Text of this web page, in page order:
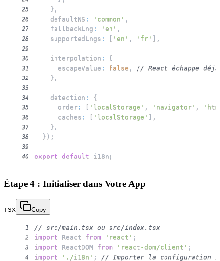
25 } ,
26
    defaultNS
: 'common' ,
27
    fallbackLng
: 'en' ,
28
    supportedLngs
: [ 'en' , 'fr' ] ,
29
30
    interpolation
: {
31
      escapeValue
: false , // React échappe déjà
32 } ,
33
34
    detection
: {
35
      order
: [ 'localStorage' , 'navigator' ,
36
      caches
: [ 'localStorage' ] ,
37 } ,
38 } ) ;
39
40
export default i18n ;
Étape 4 : Initialiser dans Votre App
TSX Copy
1 // src/main.tsx ou src/index.tsx
2 import React from 'react' ;
3 import ReactDOM from 'react-dom/client' ;
4 import './i18n' ; // Importer la configuration